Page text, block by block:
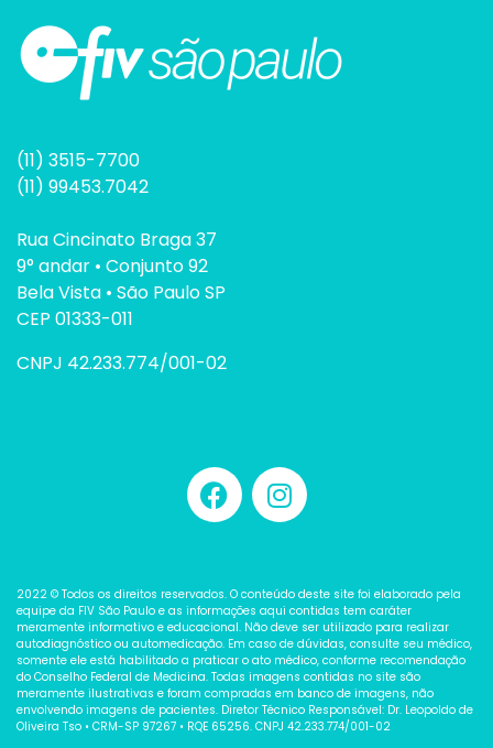
(11) 3515-7700
(11) 99453.7042
Rua Cincinato Braga 37
9° andar • Conjunto 92
Bela Vista • São Paulo SP
CEP 01333-011
CNPJ 42.233.774/001-02
2022 © Todos os direitos reservados. O conteúdo deste site foi elaborado pela
equipe da FIV São Paulo e as informações aqui contidas tem caráter
meramente informativo e educacional. Não deve ser utilizado para realizar
autodiagnóstico ou automedicação. Em caso de dúvidas, consulte seu médico,
somente ele está habilitado a praticar o ato médico, conforme recomendação
do Conselho Federal de Medicina. Todas imagens contidas no site são
meramente ilustrativas e foram compradas em banco de imagens, não
envolvendo imagens de pacientes. Diretor Técnico Responsável: Dr. Leopoldo de
Oliveira Tso • CRM-SP 97267 • RQE 65256. CNPJ 42.233.774/001-02